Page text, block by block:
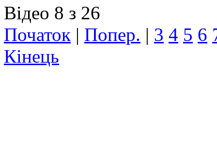
Відео 8 з 26
Початок | Попер. | 3 4 5 6
Кінець